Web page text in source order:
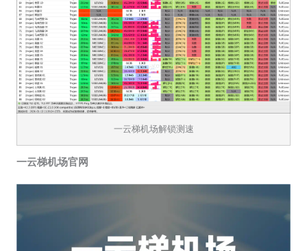
一云梯机场解锁测速
一云梯机场官网